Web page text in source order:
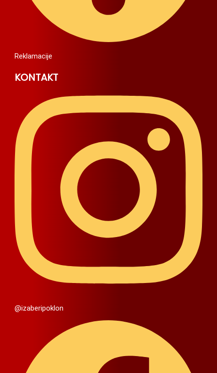
Reklamacije
KONTAKT
@izaberipoklon